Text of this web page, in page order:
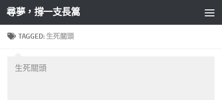
Skip to content
尋夢，撐一支長篙
TAGGED: 生死關頭
生死關頭